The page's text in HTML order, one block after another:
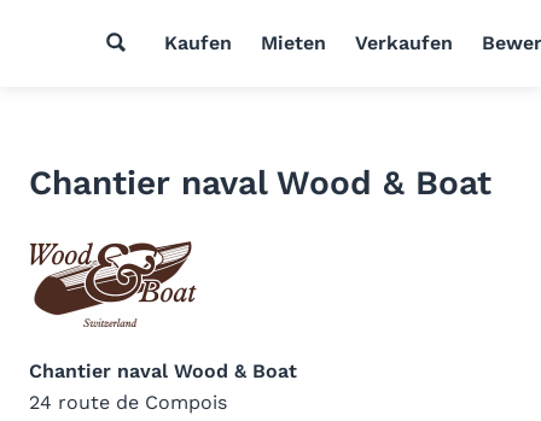
Kaufen Mieten Verkaufen
Chantier naval Wood & Boat
Chantier naval Wood & Boat
24 route de Compois